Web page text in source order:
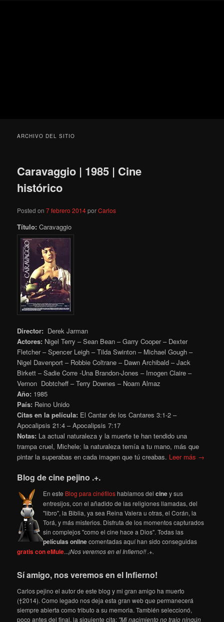
ARCHIVO DEL SITIO
Caravaggio | 1985 | Cine
histórico
Posted on7 febrero 2014porCarlos
Título:Caravaggio
Director: Derek Jarman
Actores: Nigel Terry – Sean Bean – Garry Cooper – Dexter
Fletcher – Spencer Leigh – Tilda Swinton – Michael Gough –
Nigel Davenport – Robbie Coltrane – Dawn Archibald – Jack
Birkett – Sadie Corre -Una Brandon-Jones – Imogen Claire –
Vernon Dobtcheff – Terry Downes – Noam Almaz
Año: 1985
País: Reino Unido
Citas en la película: El Cantar de los Cantares 3:1-2 –
Apocalipsis 21:4 – Apocalipsis 7:17
Notas: La actual naturaleza y la muerte te han tendido una
trampa cruel, Michele; la naturaleza temía a tu mano, más que
pintar la superabas en cada imagen que tú creabas. Leer más →
Blog de cine pejino .+.
En este Blog para cinéfiloshablamos delciney sus
entresijos, con el añadido de las religiones llamadas, del
"libro", la Biblia, ya sea Reina Valera u otras, el Corán, la
Torá, y más misterios. Disfruta de los momentos capturados
sin complejos "como el cine hace a Dios". Todas las
películas onlinecomentadas aquí han sido conseguidas
gratis con eMule...¡Nos veremos en el Infierno!! .+.
Sí amigo, nos veremos en el Infierno!
Carlos pejino el autor de este blog y mi gran amigo ha muerto
(†2014). Como legado nos deja esta gran web que permanecerá
siempre abierta como tributo a su memoria. También seleccionó,
poco antes del final, la siguiente cita: "Mi nacimiento no trajo ningún